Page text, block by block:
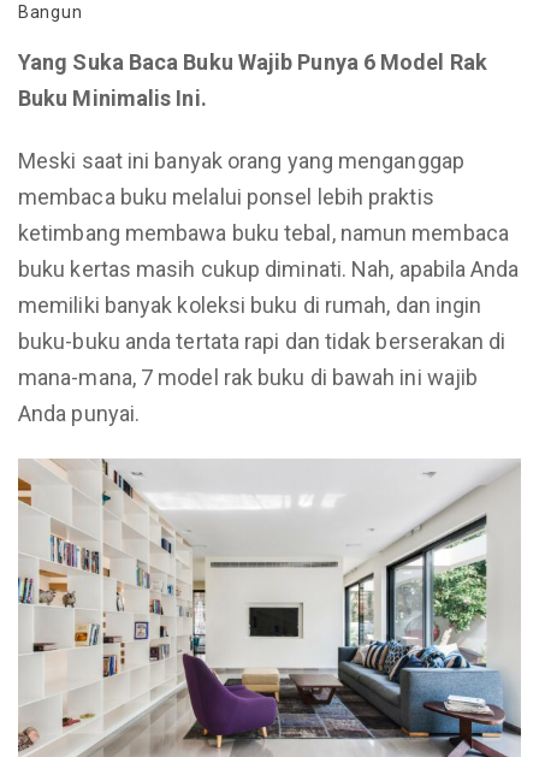
Bangun
Yang Suka Baca Buku Wajib Punya 6 Model Rak
Buku Minimalis Ini.
Meski saat ini banyak orang yang menganggap
membaca buku melalui ponsel lebih praktis
ketimbang membawa buku tebal, namun membaca
buku kertas masih cukup diminati. Nah, apabila Anda
memiliki banyak koleksi buku di rumah, dan ingin
buku-buku anda tertata rapi dan tidak berserakan di
mana-mana, 7 model rak buku di bawah ini wajib
Anda punyai.